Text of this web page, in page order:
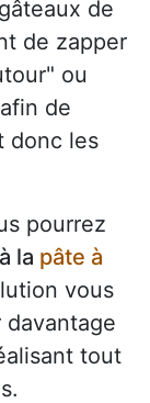
de
de zapper
ou
de
donc les
pourrez
la pâte à
vous
davantage
tout